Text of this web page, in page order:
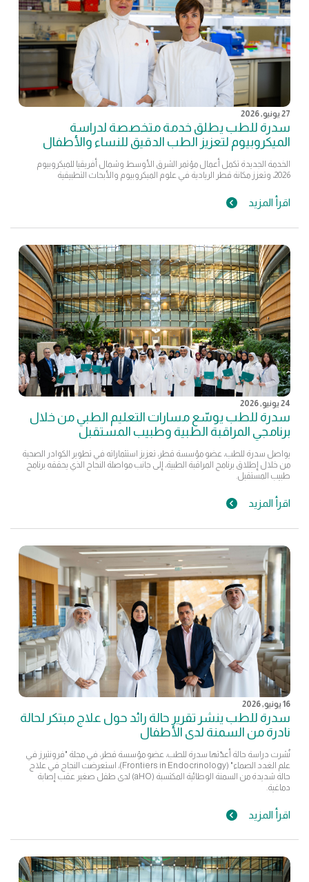
27 يونيو, 2026
سدرة للطب يطلق خدمة متخصصة لدراسة
الميكروبيوم لتعزيز الطب الدقيق للنساء والأطفال
الخدمة الجديدة تكمل أعمال مؤتمر الشرق الأوسط وشمال أفريقيا للميكروبيوم
2026، وتعزز مكانة قطر الريادية في علوم الميكروبيوم والأبحاث التطبيقية
اقرأ المزيد
24 يونيو, 2026
سدرة للطب يوسّع مسارات التعليم الطبي من خلال
برنامجي المراقبة الطبية وطبيب المستقبل
يواصل سدرة للطب، عضو مؤسسة قطر، تعزيز استثماراته في تطوير الكوادر الصحية
من خلال إطلاق برنامج المراقبة الطبية، إلى جانب مواصلة النجاح الذي يحققه برنامج
طبيب المستقبل.
اقرأ المزيد
16 يونيو, 2026
سدرة للطب ينشر تقرير حالة رائد حول علاج مبتكر لحالة
نادرة من السمنة لدى الأطفال
نُشرت دراسة حالة أعدّتها سدرة للطب، عضو مؤسسة قطر، في مجلة "فرونتيرز في
علم الغدد الصماء" (Frontiers in Endocrinology)، استعرضت النجاح في علاج
حالة شديدة من السمنة الوطائية المكتسبة (aHO) لدى طفل صغير عقب إصابة
دماغية.
اقرأ المزيد